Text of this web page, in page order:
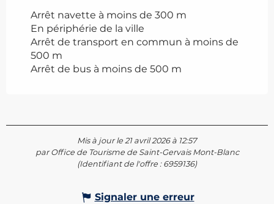
Arrêt navette à moins de 300 m
En périphérie de la ville
Arrêt de transport en commun à moins de
500 m
Arrêt de bus à moins de 500 m
Mis à jour le 21 avril 2026 à 12:57
par Office de Tourisme de Saint-Gervais Mont-Blanc
(Identifiant de l'offre : 6959136)
Signaler une erreur